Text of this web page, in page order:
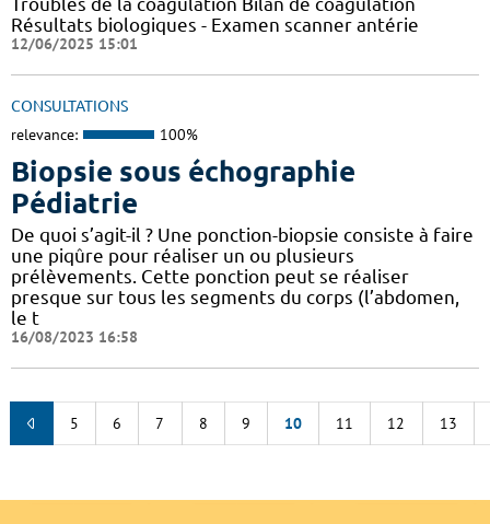
Troubles de la coagulation Bilan de coagulation
Résultats biologiques - Examen scanner antérie
12/06/2025 15:01
CONSULTATIONS
relevance: 100%
Biopsie sous échographie
Pédiatrie
De quoi s’agit-il ? Une ponction-biopsie consiste à faire
une piqûre pour réaliser un ou plusieurs
prélèvements. Cette ponction peut se réaliser
presque sur tous les segments du corps (l’abdomen,
le t
16/08/2023 16:58
5 6 7 8 9 10 11 12 13